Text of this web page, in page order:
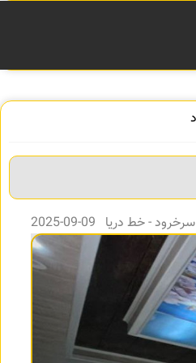
سرخرود - خط دریا 09-09-2025